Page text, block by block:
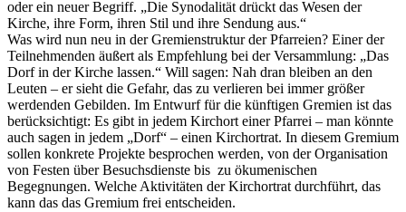
oder ein neuer Begriff. „Die Synodalität drückt das Wesen der
Kirche, ihre Form, ihren Stil und ihre Sendung aus.“
Was wird nun neu in der Gremienstruktur der Pfarreien? Einer der
Teilnehmenden äußert als Empfehlung bei der Versammlung: „Das
Dorf in der Kirche lassen.“ Will sagen: Nah dran bleiben an den
Leuten – er sieht die Gefahr, das zu verlieren bei immer größer
werdenden Gebilden. Im Entwurf für die künftigen Gremien ist das
berücksichtigt: Es gibt in jedem Kirchort einer Pfarrei – man könnte
auch sagen in jedem „Dorf“ – einen Kirchortrat. In diesem Gremium
sollen konkrete Projekte besprochen werden, von der Organisation
von Festen über Besuchsdienste bis zu ökumenischen
Begegnungen. Welche Aktivitäten der Kirchortrat durchführt, das
kann das das Gremium frei entscheiden.